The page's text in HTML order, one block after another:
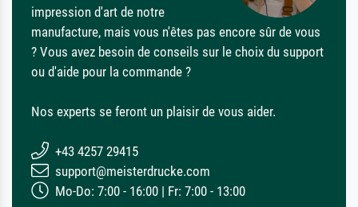
impression d'art de notre
manufacture, mais vous n'êtes pas encore sûr de vous
? Vous avez besoin de conseils sur le choix du support
ou d'aide pour la commande ?
Nos experts se feront un plaisir de vous aider.
+43 4257 29415
support@meisterdrucke.com
Mo-Do: 7:00 - 16:00 | Fr: 7:00 - 13:00